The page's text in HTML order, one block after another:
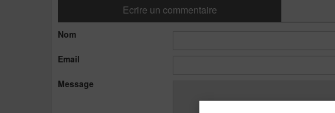
Ecrire un commentaire
Nom
Email
Message